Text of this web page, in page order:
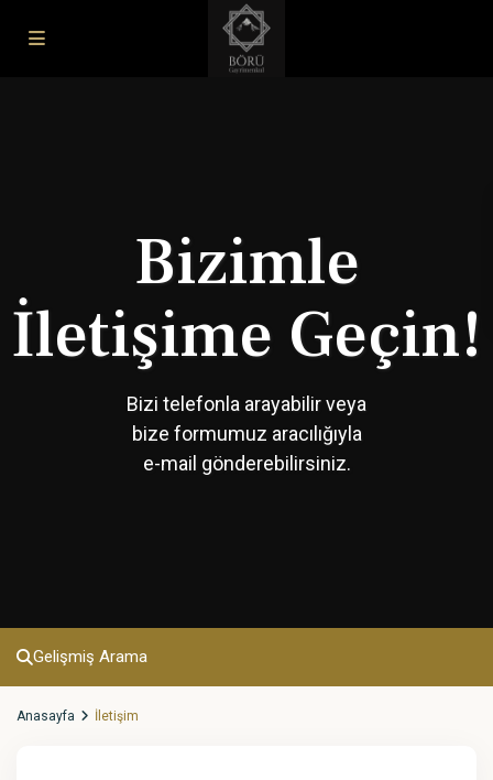
Bizimle
İletişime Geçin!
Bizi telefonla arayabilir veya
bize formumuz aracılığıyla
e-mail gönderebilirsiniz.
Gelişmiş Arama
Anasayfa İletişim